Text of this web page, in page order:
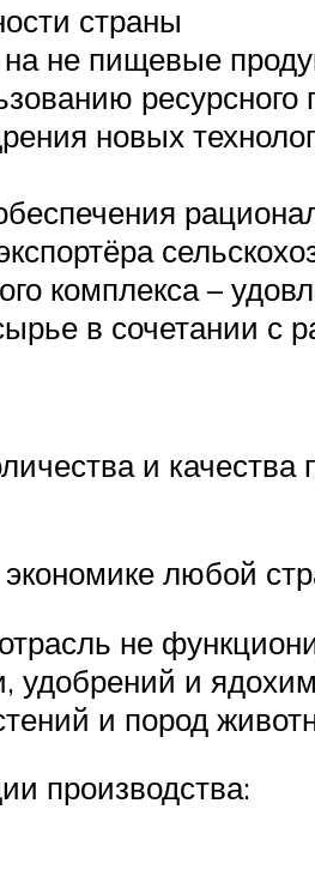
страны
не пищевые
новых
комплекса –
в сочетании
и
любой
не
удобрений и
и пород
производства: